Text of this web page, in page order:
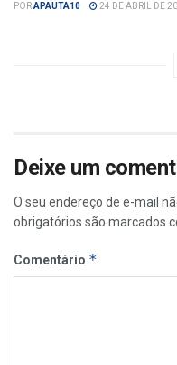
PORAPAUTA10 24 DE ABRIL DE
Deixe um
O seu endereço de e-mail
obrigatórios são marcados
Comentário *